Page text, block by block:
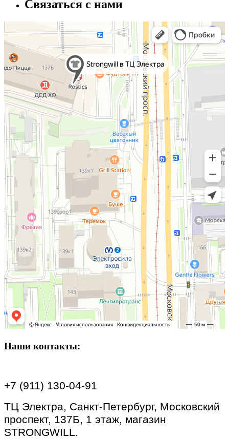
Связаться с нами
Наши контакты:
+7 (911) 130-04-91
ТЦ Электра, Санкт-Петербург, Московский
проспект, 137Б, 1 этаж, магазин
STRONGWILL.